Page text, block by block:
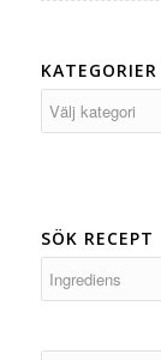
KATEGORIER
SÖK RECEPT